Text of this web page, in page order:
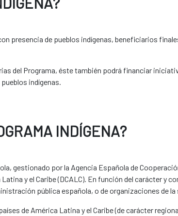
presencia de pueblos indígenas, beneficiarios
del Programa, éste también podrá financiar
indígenas.
INDÍGENA?
gestionado por la Agencia Española de
y el Caribe (DCALC). En función del carácter y
pública española, o de organizaciones de
de América Latina y el Caribe (de carácter